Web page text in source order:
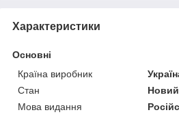
Характеристики
Основні
Країна виробник
Стан
Новий
Мова видання